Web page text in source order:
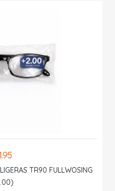
TR90 FULLWOSING